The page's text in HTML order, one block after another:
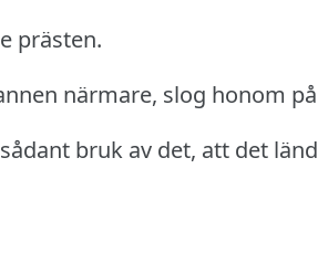
prästen.
närmare, slog honom
bruk av det, att det